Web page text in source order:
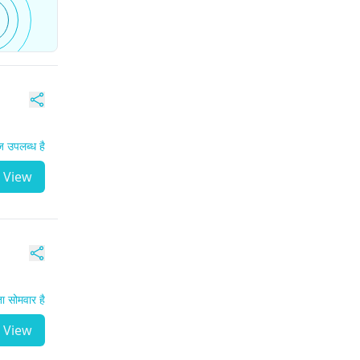
है
View
सोमवार है
View